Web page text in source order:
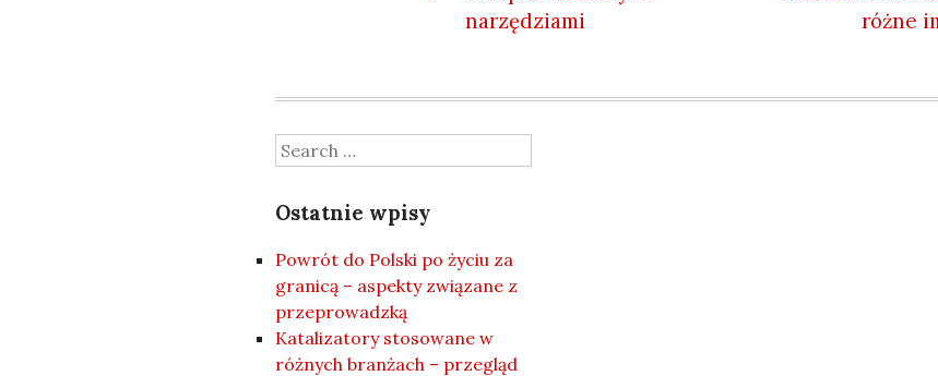
narzędziami
różne
Search
Ostatnie wpisy
Powrót do Polski po życiu za
granicą – aspekty związane z
przeprowadzką
Katalizatory stosowane w
różnych branżach – przegląd